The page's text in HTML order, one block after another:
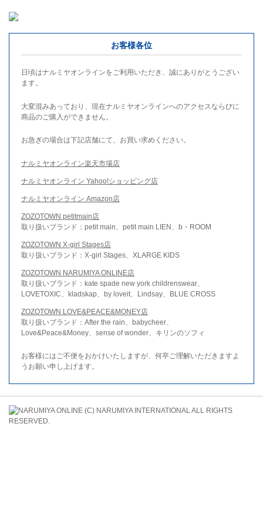
お客様各位
日頃はナルミヤオンラインをご利用いただき、誠にありがとうござい
ます。
大変混みあっており、現在ナルミヤオンラインへのアクセスならびに
商品のご購入ができません。
お急ぎの場合は下記店舗にて、お買い求めください。
ナルミヤオンライン楽天市場店
ナルミヤオンライン Yahoo!ショッピング店
ナルミヤオンライン Amazon店
ZOZOTOWN petitmain店
取り扱いブランド：petit main、petit main LIEN、b・ROOM
ZOZOTOWN X-girl Stages店
取り扱いブランド：X-girl Stages、XLARGE KIDS
ZOZOTOWN NARUMIYA ONLINE店
取り扱いブランド：kate spade new york childrenswear、
LOVETOXIC、kladskap、by loveit、Lindsay、BLUE CROSS
ZOZOTOWN LOVE&PEACE&MONEY店
取り扱いブランド：After the rain、babycheer、
Love&Peace&Money、sense of wonder、キリンのソフィ
お客様にはご不便をおかけいたしますが、何卒ご理解いただきますよ
うお願い申し上げます。